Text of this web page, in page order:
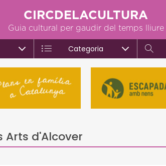
CIRCDELACULTURA
Guia cultural per gaudir del temps lliure
Categoria
Arts d'Alcover